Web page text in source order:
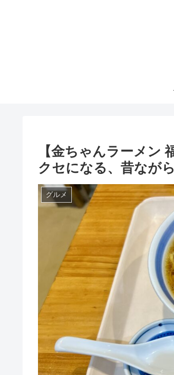
【金ちゃんラーメン
クセになる、昔なが
グルメ